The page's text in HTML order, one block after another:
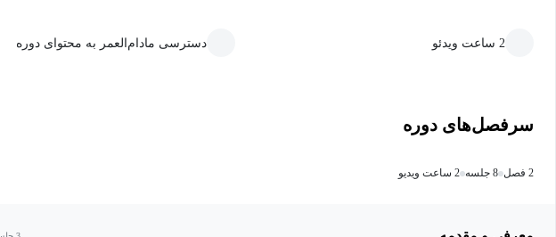
2 ساعت ویدئو دسترسی مادام‌العمر به محتوای دوره
سرفصل‌های دوره
2 فصل 8 جلسه 2 ساعت ویدیو